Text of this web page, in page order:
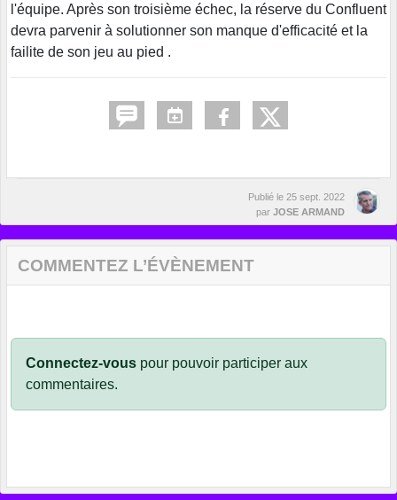
l'équipe. Après son troisième échec, la réserve du Confluent
devra parvenir à solutionner son manque d'efficacité et la
failite de son jeu au pied .
Publié le 25 sept. 2022
par JOSE ARMAND
COMMENTEZ L’ÉVÈNEMENT
Connectez-vous pour pouvoir participer aux
commentaires.